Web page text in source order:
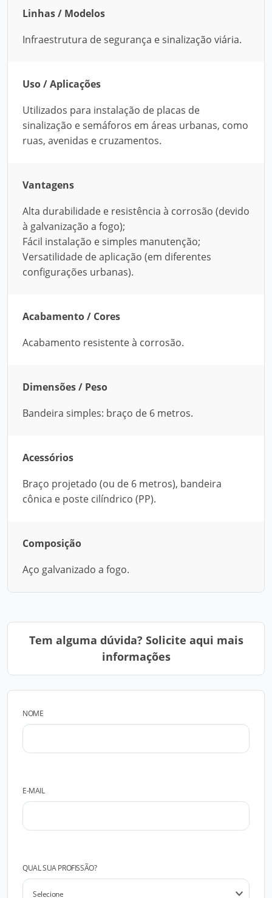
Linhas / Modelos
Infraestrutura de segurança e sinalização viária.
Uso / Aplicações
Utilizados para instalação de placas de
sinalização e semáforos em áreas urbanas, como
ruas, avenidas e cruzamentos.
Vantagens
Alta durabilidade e resistência à corrosão (devido
à galvanização a fogo);
Fácil instalação e simples manutenção;
Versatilidade de aplicação (em diferentes
configurações urbanas).
Acabamento / Cores
Acabamento resistente à corrosão.
Dimensões / Peso
Bandeira simples: braço de 6 metros.
Acessórios
Braço projetado (ou de 6 metros), bandeira
cônica e poste cilíndrico (PP).
Composição
Aço galvanizado a fogo.
Tem alguma dúvida? Solicite aqui mais
informações
NOME
E-MAIL
QUAL SUA PROFISSÃO?